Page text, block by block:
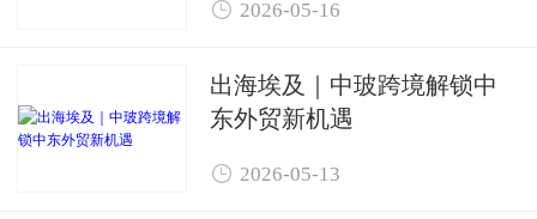
 2026-05-16
出海埃及｜中玻跨境解锁中
东外贸新机遇
 2026-05-13